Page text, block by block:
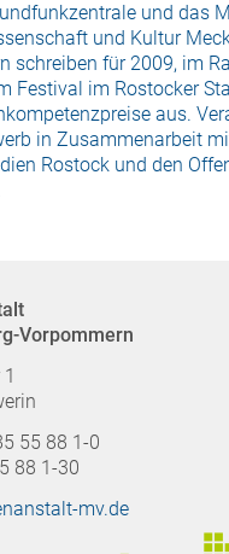
und das
und Kultur
schreiben für 2009, im
Festival im Rostocker
aus.
in Zusammenarbeit
Rostock und den
Vorpommern
55 88 1-0
88 1-30
mv.de